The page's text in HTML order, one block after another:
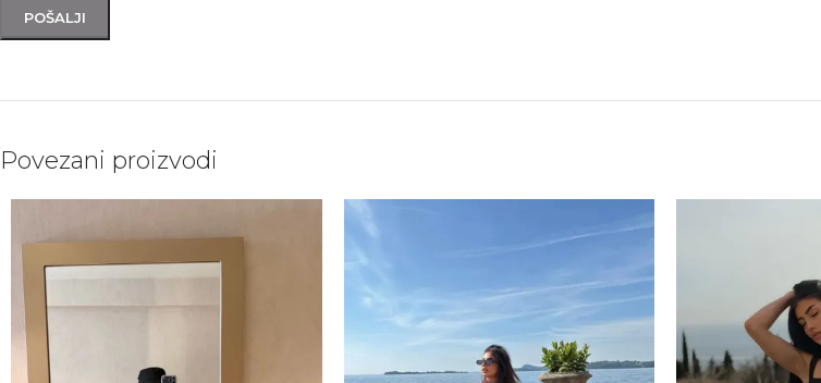
Povezani proizvodi